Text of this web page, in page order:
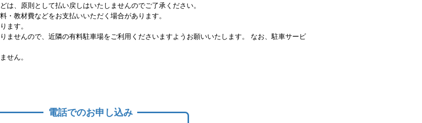
は、原則として払い戻しはいたしませんのでご了承ください。
・教材費などをお支払いいただく場合があります。
ます。
ませんので、近隣の有料駐車場をご利用くださいますようお願いいたします。 なお、駐車サービ
せん。
電話でのお申し込み